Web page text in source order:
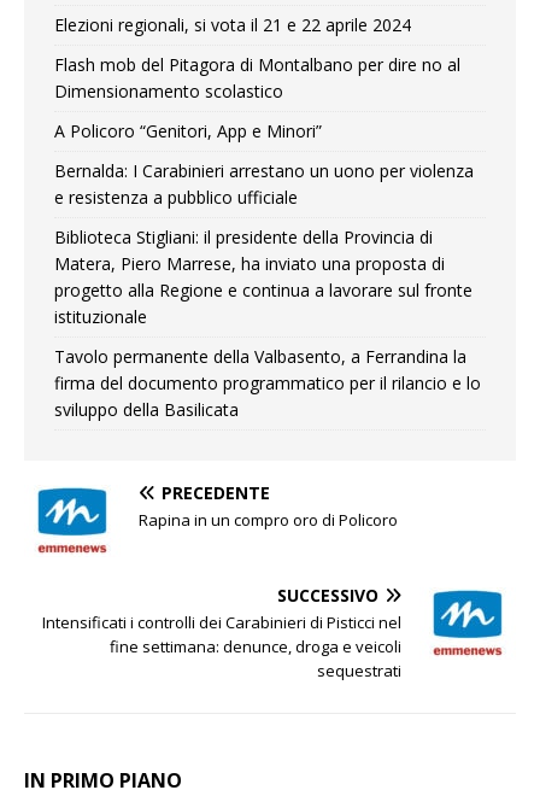
Elezioni regionali, si vota il 21 e 22 aprile 2024
Flash mob del Pitagora di Montalbano per dire no al
Dimensionamento scolastico
A Policoro “Genitori, App e Minori”
Bernalda: I Carabinieri arrestano un uono per violenza
e resistenza a pubblico ufficiale
Biblioteca Stigliani: il presidente della Provincia di
Matera, Piero Marrese, ha inviato una proposta di
progetto alla Regione e continua a lavorare sul fronte
istituzionale
Tavolo permanente della Valbasento, a Ferrandina la
firma del documento programmatico per il rilancio e lo
sviluppo della Basilicata
PRECEDENTE
Rapina in un compro oro di Policoro
SUCCESSIVO
Intensificati i controlli dei Carabinieri di Pisticci nel
fine settimana: denunce, droga e veicoli
sequestrati
IN PRIMO PIANO